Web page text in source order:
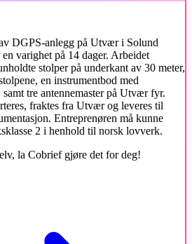
DGPS-anlegg på Utvær i Solund
varighet på 14 dager. Arbeidet
stolper på underkant av 30 meter,
en instrumentbod med
tre antennemaster på Utvær fyr.
fraktes fra Utvær og leveres til
Entreprenøren må kunne
2 i henhold til norsk lovverk.
la Cobrief gjøre det for deg!